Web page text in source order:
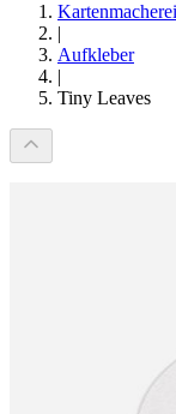
Kartenmacherei
|
Aufkleber
|
Tiny Leaves